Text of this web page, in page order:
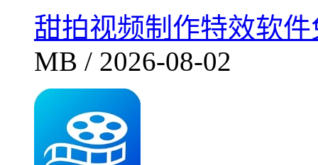
甜拍视频制作特效软
MB / 2026-08-02